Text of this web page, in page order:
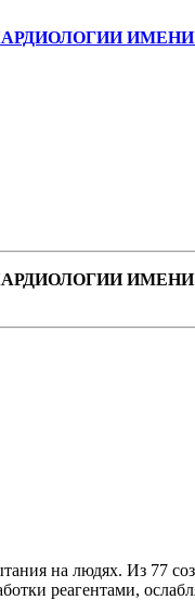
на людях. Из 77
реагентами,